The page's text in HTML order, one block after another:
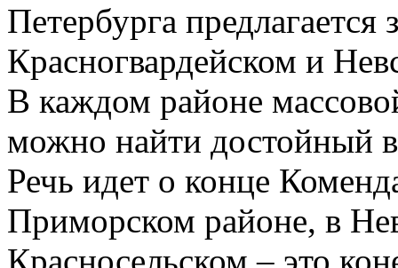
Петербурга
Красногвардейском и
В каждом районе
можно найти достойный
Речь идет о конце
Приморском районе, в